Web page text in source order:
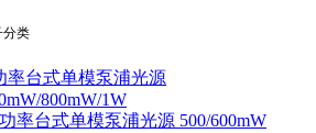
分类
率台式单模泵浦光源
800mW/1W
率台式单模泵浦光源 500/600mW